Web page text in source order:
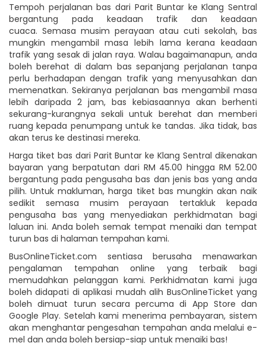
Tempoh perjalanan bas dari Parit Buntar ke Klang Sentral
bergantung pada keadaan trafik dan keadaan
cuaca. Semasa musim perayaan atau cuti sekolah, bas
mungkin mengambil masa lebih lama kerana keadaan
trafik yang sesak di jalan raya. Walau bagaimanapun, anda
boleh berehat di dalam bas sepanjang perjalanan tanpa
perlu berhadapan dengan trafik yang menyusahkan dan
memenatkan. Sekiranya perjalanan bas mengambil masa
lebih daripada 2 jam, bas kebiasaannya akan berhenti
sekurang-kurangnya sekali untuk berehat dan memberi
ruang kepada penumpang untuk ke tandas. Jika tidak, bas
akan terus ke destinasi mereka.
Harga tiket bas dari Parit Buntar ke Klang Sentral dikenakan
bayaran yang berpatutan dari RM 45.00 hingga RM 52.00
bergantung pada pengusaha bas dan jenis bas yang anda
pilih. Untuk makluman, harga tiket bas mungkin akan naik
sedikit semasa musim perayaan tertakluk kepada
pengusaha bas yang menyediakan perkhidmatan bagi
laluan ini. Anda boleh semak tempat menaiki dan tempat
turun bas di halaman tempahan kami.
BusOnlineTicket.com sentiasa berusaha menawarkan
pengalaman tempahan online yang terbaik bagi
memudahkan pelanggan kami. Perkhidmatan kami juga
boleh didapati di aplikasi mudah alih BusOnlineTicket yang
boleh dimuat turun secara percuma di App Store dan
Google Play. Setelah kami menerima pembayaran, sistem
akan menghantar pengesahan tempahan anda melalui e-
mel dan anda boleh bersiap-siap untuk menaiki bas!